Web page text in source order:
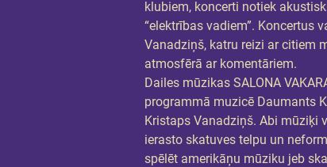
klubiem, koncerti notiek
“elektrības vadiem”. Koncertus
Vanadziņš, katru reizi ar citiem
atmosfērā ar komentāriem.
Dailes mūzikas SALONA
programmā muzicē Daumants
Kristaps Vanadziņš. Abi mūziķi
ierasto skatuves telpu un
spēlēt amerikāņu mūziku jeb